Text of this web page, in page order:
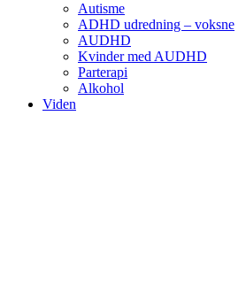
Autisme
ADHD udredning – voksne
AUDHD
Kvinder med AUDHD
Parterapi
Alkohol
Viden